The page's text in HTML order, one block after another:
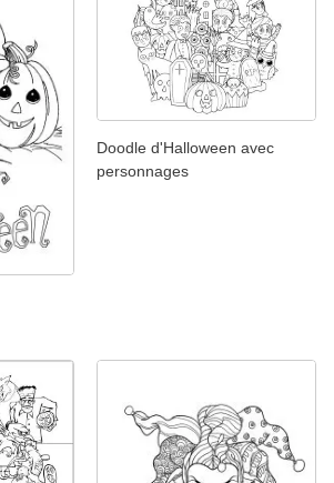
Doodle d'Halloween avec
personnages